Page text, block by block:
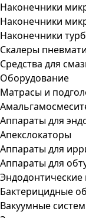
Наконечники
Наконечники
Наконечники
Скалеры
Средства для
Оборудование
Матрасы и
Аппараты для
Апекслокаторы
Аппараты для
Аппараты для
Бактерицидные
Вакуумные